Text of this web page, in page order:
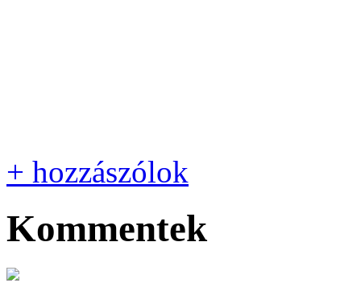
+ hozzászólok
Kommentek